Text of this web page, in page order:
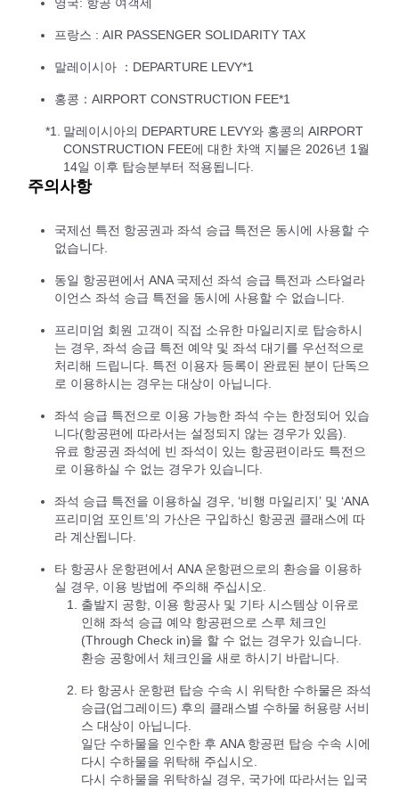
프랑스 : AIR PASSENGER SOLIDARITY TAX
말레이시아 ：DEPARTURE LEVY*1
홍콩：AIRPORT CONSTRUCTION FEE*1
*1.
말레이시아의 DEPARTURE LEVY와 홍콩의 AIRPORT
CONSTRUCTION FEE에 대한 차액 지불은 2026년 1월
14일 이후 탑승분부터 적용됩니다.
주의사항
국제선 특전 항공권과 좌석 승급 특전은 동시에 사용할 수
없습니다.
동일 항공편에서 ANA 국제선 좌석 승급 특전과 스타얼라
이언스 좌석 승급 특전을 동시에 사용할 수 없습니다.
프리미엄 회원 고객이 직접 소유한 마일리지로 탑승하시
는 경우, 좌석 승급 특전 예약 및 좌석 대기를 우선적으로
처리해 드립니다. 특전 이용자 등록이 완료된 분이 단독으
로 이용하시는 경우는 대상이 아닙니다.
좌석 승급 특전으로 이용 가능한 좌석 수는 한정되어 있습
니다(항공편에 따라서는 설정되지 않는 경우가 있음).
유료 항공권 좌석에 빈 좌석이 있는 항공편이라도 특전으
로 이용하실 수 없는 경우가 있습니다.
좌석 승급 특전을 이용하실 경우, ‘비행 마일리지’ 및 ‘ANA
프리미엄 포인트’의 가산은 구입하신 항공권 클래스에 따
라 계산됩니다.
타 항공사 운항편에서 ANA 운항편으로의 환승을 이용하
실 경우, 이용 방법에 주의해 주십시오.
출발지 공항, 이용 항공사 및 기타 시스템상 이유로
인해 좌석 승급 예약 항공편으로 스루 체크인
(Through Check in)을 할 수 없는 경우가 있습니다.
환승 공항에서 체크인을 새로 하시기 바랍니다.
타 항공사 운항편 탑승 수속 시 위탁한 수하물은 좌석
승급(업그레이드) 후의 클래스별 수하물 허용량 서비
스 대상이 아닙니다.
일단 수하물을 인수한 후 ANA 항공편 탑승 수속 시에
다시 수하물을 위탁해 주십시오.
다시 수하물을 위탁하실 경우, 국가에 따라서는 입국